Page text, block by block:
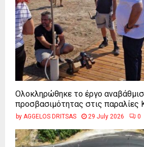
Ολοκληρώθηκε το έργο
προσβασιμότητας στις παραλίες
by AGGELOS DRITSAS 29 July 2026 0